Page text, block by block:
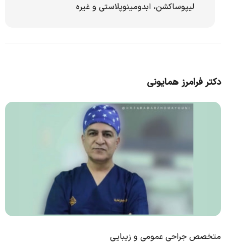
لیپوساکشن، ابدومینوپلاستی و غیره
دکتر فرامرز همایونی
متخصص جراحی عمومی و زیبایی